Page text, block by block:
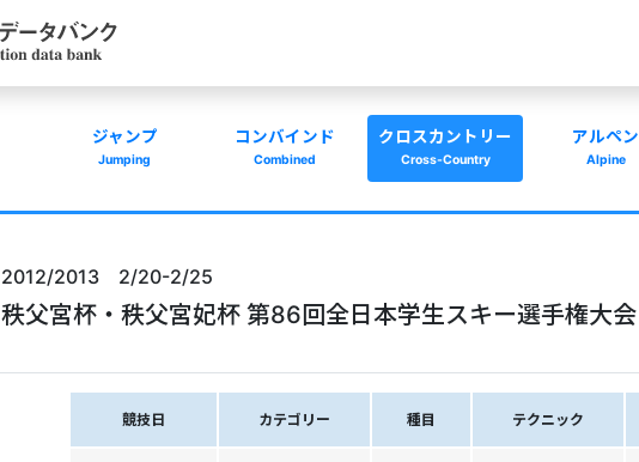
ジャンプ
Jumping
コンバインド
Combined
クロスカントリー
Cross-Country
アルペン
Alpine
2012/2013 2/20-2/25
秩父宮杯・秩父宮妃杯 第86回全日本学生スキー選手権大会
競技日 カテゴリー 種目 テクニック